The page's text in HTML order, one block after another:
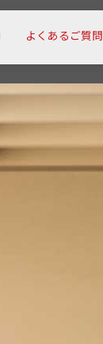
よくあるご質問